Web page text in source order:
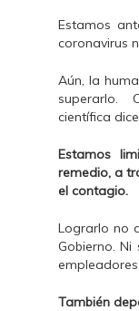
Estamos
coronavirus
Aún, la
superarlo.
científica
Estamos
remedio, a
el contagio.
Lograrlo no
Gobierno.
empleadores.
También